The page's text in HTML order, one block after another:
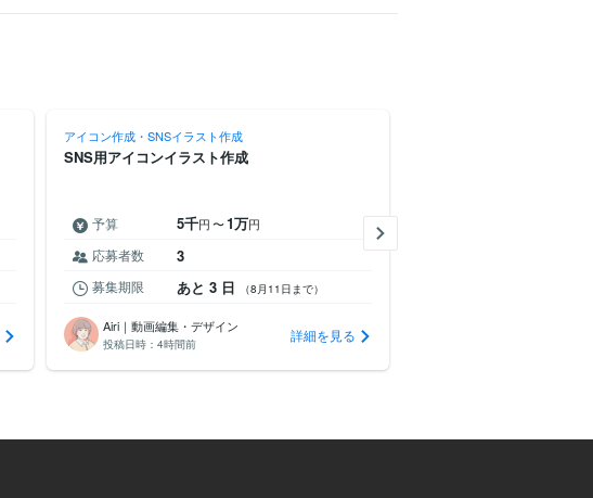
アイコン作成・SNSイラスト作成
SNS用アイコンイラスト作成
予算 5千円〜1万円
応募者数 3
募集期限 あと 3 日 （8月11日まで）
Airi｜動画編集・デザイン
投稿日時： 4時間前 詳細を見る